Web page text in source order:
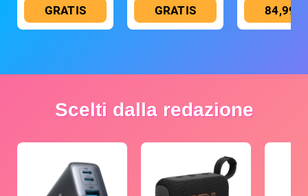
GRATIS GRATIS 84,99 €
Scelti dalla redazione